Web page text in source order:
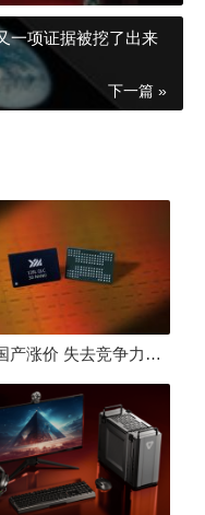
一项证据被挖了出来
下一篇 »
倒逼国产涨价 失去竞争力！三星要减产50%：SSD必须涨价